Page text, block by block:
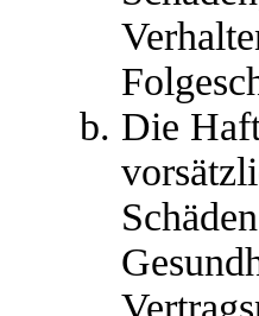
Die